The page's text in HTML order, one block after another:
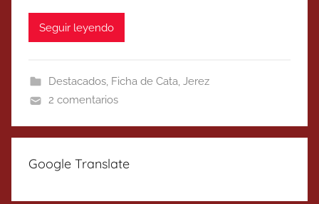
Seguir leyendo
Destacados, Ficha de Cata, Jerez
2 comentarios
Google Translate